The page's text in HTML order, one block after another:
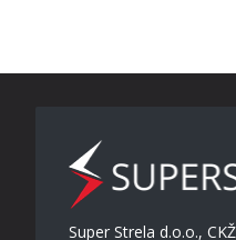
Super Strela d.o.o.,